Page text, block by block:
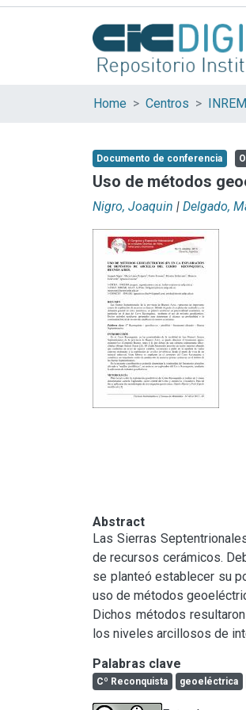
Home Centros
Documento de conferencia
Uso de métodos
Nigro, Joaquin | Delgado,
Abstract
Las Sierras
de recursos cerámicos.
se planteó establecer su
uso de métodos
Dichos métodos
los niveles arcillosos de
Palabras clave
Cº Reconquista geoeléctrica